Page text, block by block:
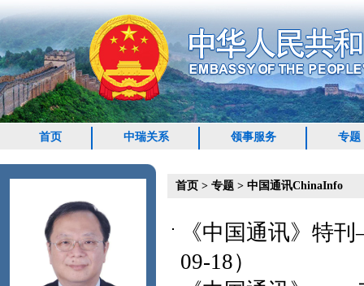
首页 中瑞关系 领事服务 专题
首页 > 专题 > 中国通讯ChinaInfo
《中国通讯》特
09-18）